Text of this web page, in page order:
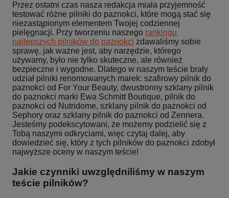
Przez ostatni czas nasza redakcja miała przyjemność
testować różne pilniki do paznokci, które mogą stać się
niezastąpionym elementem Twojej codziennej
pielęgnacji. Przy tworzeniu naszego rankingu
najlepszych pilników do paznokci zdawaliśmy sobie
sprawę, jak ważne jest, aby narzędzie, którego
używamy, było nie tylko skuteczne, ale również
bezpieczne i wygodne. Dlatego w naszym teście brały
udział pilniki renomowanych marek: szafirowy pilnik do
paznokci od For Your Beauty, dwustronny szklany pilnik
do paznokci marki Ewa Schmitt Boutique, pilnik do
paznokci od Nutridome, szklany pilnik do paznokci od
Sephory oraz szklany pilnik do paznokci od Zennera.
Jesteśmy podekscytowani, że możemy podzielić się z
Tobą naszymi odkryciami, więc czytaj dalej, aby
dowiedzieć się, który z tych pilników do paznokci zdobył
najwyższe oceny w naszym teście!
Jakie czynniki uwzględniliśmy w naszym
teście pilników?